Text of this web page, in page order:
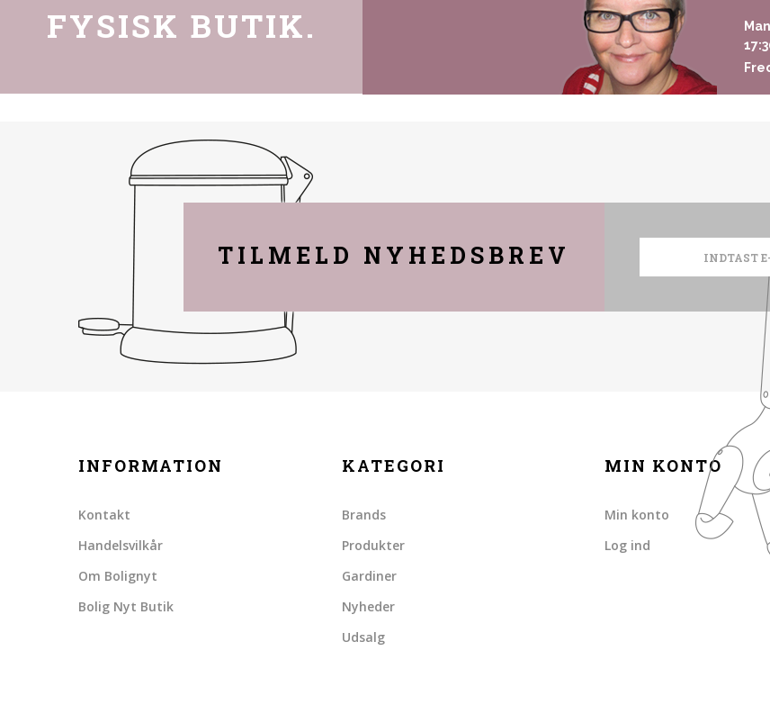
FYSISK BUTIK.
TILMELD NYHEDSBREV
INFORMATION
Kontakt
Handelsvilkår
Om Bolignyt
Bolig Nyt Butik
KATEGORI
Brands
Produkter
Gardiner
Nyheder
Udsalg
MIN KONTO
Min konto
Log ind